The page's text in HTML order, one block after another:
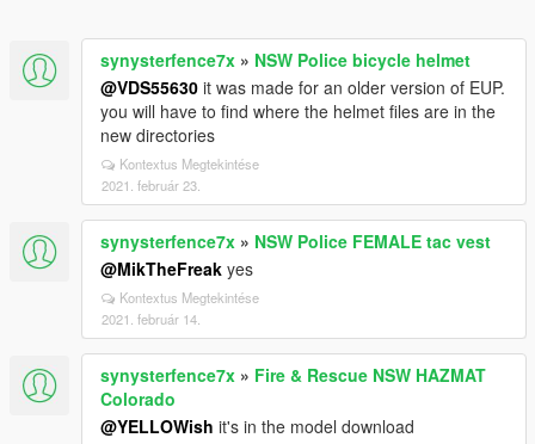
synysterfence7x » NSW Police bicycle helmet
@VDS55630 it was made for an older version of EUP.
you will have to find where the helmet files are in the
new directories
Kontextus Megtekintése
2021. február 23.
synysterfence7x » NSW Police FEMALE tac vest
@MikTheFreak yes
Kontextus Megtekintése
2021. február 14.
synysterfence7x » Fire & Rescue NSW HAZMAT
Colorado
@YELLOWish it's in the model download